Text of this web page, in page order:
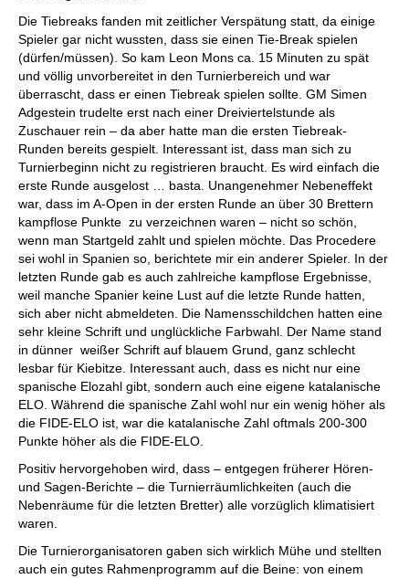
Die Tiebreaks fanden mit zeitlicher Verspätung statt, da einige
Spieler gar nicht wussten, dass sie einen Tie-Break spielen
(dürfen/müssen). So kam Leon Mons ca. 15 Minuten zu spät
und völlig unvorbereitet in den Turnierbereich und war
überrascht, dass er einen Tiebreak spielen sollte. GM Simen
Adgestein trudelte erst nach einer Dreiviertelstunde als
Zuschauer rein – da aber hatte man die ersten Tiebreak-
Runden bereits gespielt. Interessant ist, dass man sich zu
Turnierbeginn nicht zu registrieren braucht. Es wird einfach die
erste Runde ausgelost … basta. Unangenehmer Nebeneffekt
war, dass im A-Open in der ersten Runde an über 30 Brettern
kampflose Punkte zu verzeichnen waren – nicht so schön,
wenn man Startgeld zahlt und spielen möchte. Das Procedere
sei wohl in Spanien so, berichtete mir ein anderer Spieler. In der
letzten Runde gab es auch zahlreiche kampflose Ergebnisse,
weil manche Spanier keine Lust auf die letzte Runde hatten,
sich aber nicht abmeldeten. Die Namensschildchen hatten eine
sehr kleine Schrift und unglückliche Farbwahl. Der Name stand
in dünner weißer Schrift auf blauem Grund, ganz schlecht
lesbar für Kiebitze. Interessant auch, dass es nicht nur eine
spanische Elozahl gibt, sondern auch eine eigene katalanische
ELO. Während die spanische Zahl wohl nur ein wenig höher als
die FIDE-ELO ist, war die katalanische Zahl oftmals 200-300
Punkte höher als die FIDE-ELO.
Positiv hervorgehoben wird, dass – entgegen früherer Hören-
und Sagen-Berichte – die Turnierräumlichkeiten (auch die
Nebenräume für die letzten Bretter) alle vorzüglich klimatisiert
waren.
Die Turnierorganisatoren gaben sich wirklich Mühe und stellten
auch ein gutes Rahmenprogramm auf die Beine: von einem